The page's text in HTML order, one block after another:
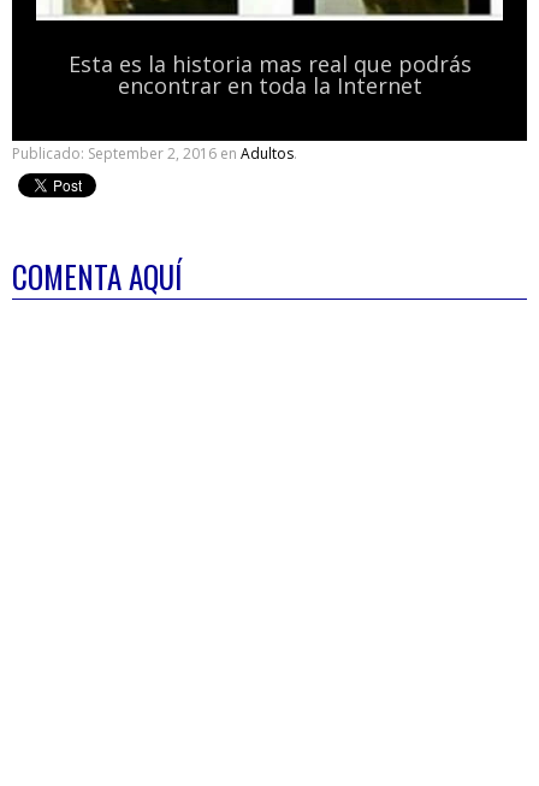
Esta es la historia mas real que podrás
encontrar en toda la Internet
Publicado: September 2, 2016 en Adultos.
COMENTA AQUÍ